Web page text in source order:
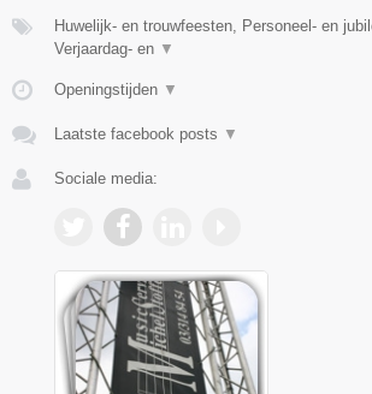
Huwelijk- en trouwfeesten, Personeel- en
Verjaardag- en ▼
Openingstijden ▼
Laatste facebook posts ▼
Sociale media: